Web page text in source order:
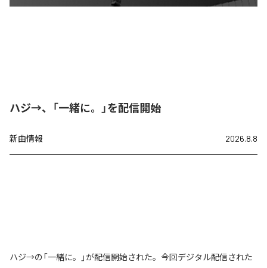
ハジ→、「一緒に。」を配信開始
新曲情報 2026.8.8
ハジ→の「一緒に。」が配信開始された。今回デジタル配信された